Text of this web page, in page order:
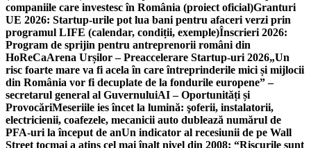
companiile care investesc în România (proiect oficial)Granturi
UE 2026: Startup-urile pot lua bani pentru afaceri verzi prin
programul LIFE (calendar, condiții, exemple)Înscrieri 2026:
Program de sprijin pentru antreprenorii români din
HoReCaArena Urșilor – Preaccelerare Startup-uri 2026„Un
risc foarte mare va fi acela în care întreprinderile mici și mijlocii
din România vor fi decuplate de la fondurile europene” –
secretarul general al GuvernuluiAI – Oportunități și
ProvocăriMeseriile ies încet la lumină: şoferii, instalatorii,
electricienii, coafezele, mecanicii auto dublează numărul de
PFA-uri la început de anUn indicator al recesiunii de pe Wall
Street tocmai a atins cel mai înalt nivel din 2008: “Riscurile sunt